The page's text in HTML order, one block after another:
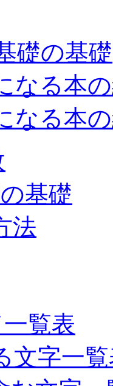
礎の基礎
なる本
なる本
基礎
法
覧表
文字一